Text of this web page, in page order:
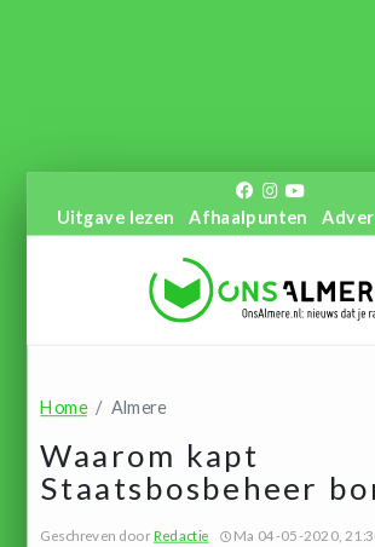
Uitgave lezen Afhaalpunten
Home Almere
Waarom kapt
Staatsbosbeheer
Geschreven doorRedactie Ma 04-05-2020,